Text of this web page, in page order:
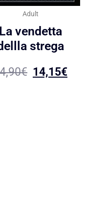
Adult
La vendetta
strega
€ 14,15€